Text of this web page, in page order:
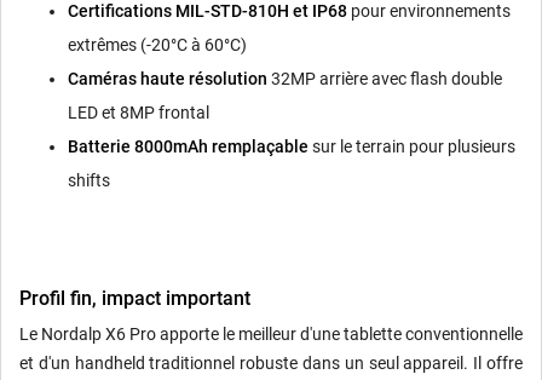
Certifications MIL-STD-810H et IP68 pour environnements
extrêmes (-20°C à 60°C)
Caméras haute résolution 32MP arrière avec flash double
LED et 8MP frontal
Batterie 8000mAh remplaçable sur le terrain pour plusieurs
shifts
Profil fin, impact important
Le Nordalp X6 Pro apporte le meilleur d'une tablette conventionnelle
et d'un handheld traditionnel robuste dans un seul appareil. Il offre